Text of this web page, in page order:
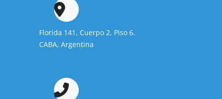
Florida 141, Cuerpo 2, Piso 6.
CABA, Argentina